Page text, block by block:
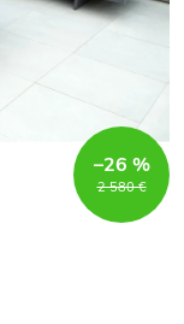
2 580 €
–26 %